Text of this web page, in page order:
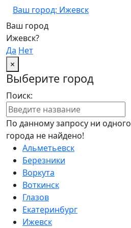
Ваш город: Ижевск
Ваш город
Ижевск?
Да Нет
×
Выберите город
Поиск:
По данному запросу ни одного
города не найдено!
Альметьевск
Березники
Воркута
Воткинск
Глазов
Екатеринбург
Ижевск